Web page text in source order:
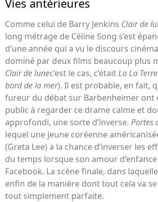
Comme celui de Barry Jenkins Clair de
long métrage de Céline Song s’est
d’une année qui a vu le discours
dominé par deux films beaucoup plus
Clair de lunec’est le cas, c’étaitLa La Terre
bord de la mer). Il est probable, en fait,
fureur du débat sur Barbenheimer ont
public à regarder ce drame calme et
approfondi, une sorte d’inverse. Portes
lequel une jeune coréenne
(Greta Lee) a la chance d’inverser les
du temps lorsque son amour
Facebook. La scène finale, dans
enfin de la manière dont tout cela va
tout simplement parfaite.